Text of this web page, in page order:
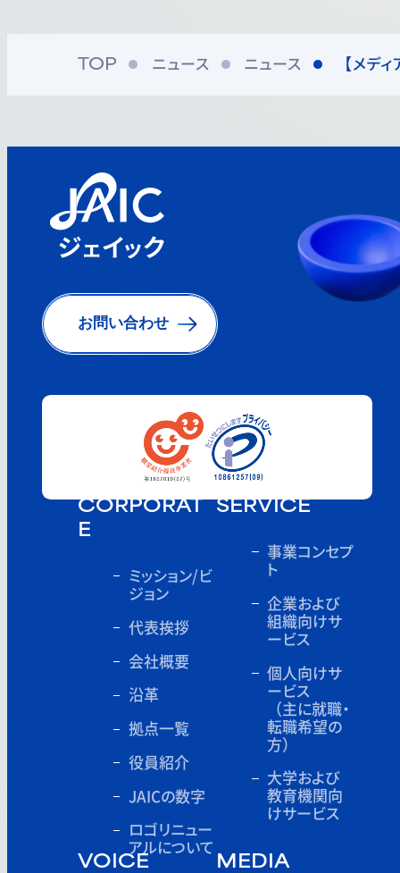
TOP ニュース ニュース 【メデ
お問い合わせ
CORPORAT
E
ミッション/ビ
ジョン
代表挨拶
会社概要
沿革
拠点一覧
役員紹介
JAICの数字
ロゴリニュー
アルについて
SERVICE
事業コンセプ
ト
企業および
組織向けサ
ービス
個人向けサ
ービス
（主に就職・
転職希望の
方）
大学および
教育機関向
けサービス
VOICE MEDIA